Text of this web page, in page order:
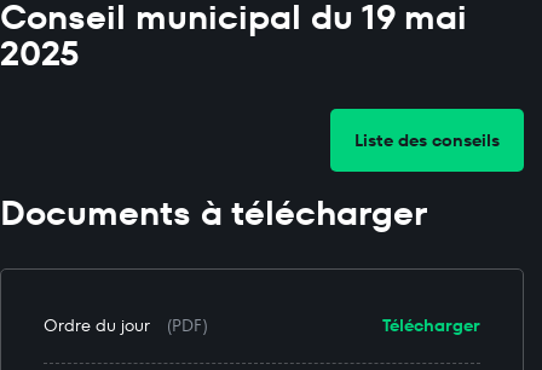
Conseil municipal du 19 mai
2025
Liste des conseils
Documents à télécharger
Télécharger
Ordre du jour (PDF)